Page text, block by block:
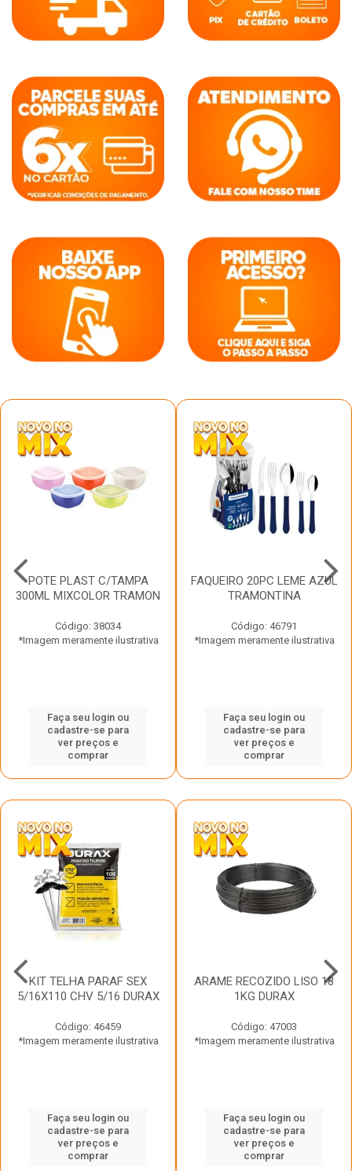
POTE PLAST C/TAMPA
300ML MIXCOLOR TRAMON
Código: 38034
*Imagem meramente ilustrativa
Faça seu login ou
cadastre-se para
ver preços e
comprar
FAQUEIRO 20PC LEME AZUL
TRAMONTINA
Código: 46791
*Imagem meramente ilustrativa
Faça seu login ou
cadastre-se para
ver preços e
comprar
KIT TELHA PARAF SEX
5/16X110 CHV 5/16 DURAX
Código: 46459
*Imagem meramente ilustrativa
Faça seu login ou
cadastre-se para
ver preços e
comprar
ARAME RECOZIDO LISO 18
1KG DURAX
Código: 47003
*Imagem meramente ilustrativa
Faça seu login ou
cadastre-se para
ver preços e
comprar